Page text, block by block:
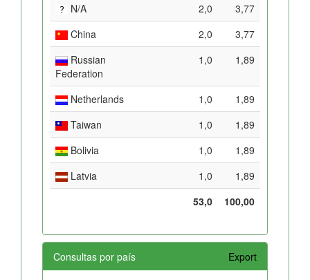
N/A
2,0
3,77
China
2,0
3,77
Russian
Federation
1,0 1,89
Netherlands 1,0
1,89
Taiwan
1,0
1,89
Bolivia
1,0
1,89
Latvia
1,0
1,89
53,0
100,00
Consultas por país Export